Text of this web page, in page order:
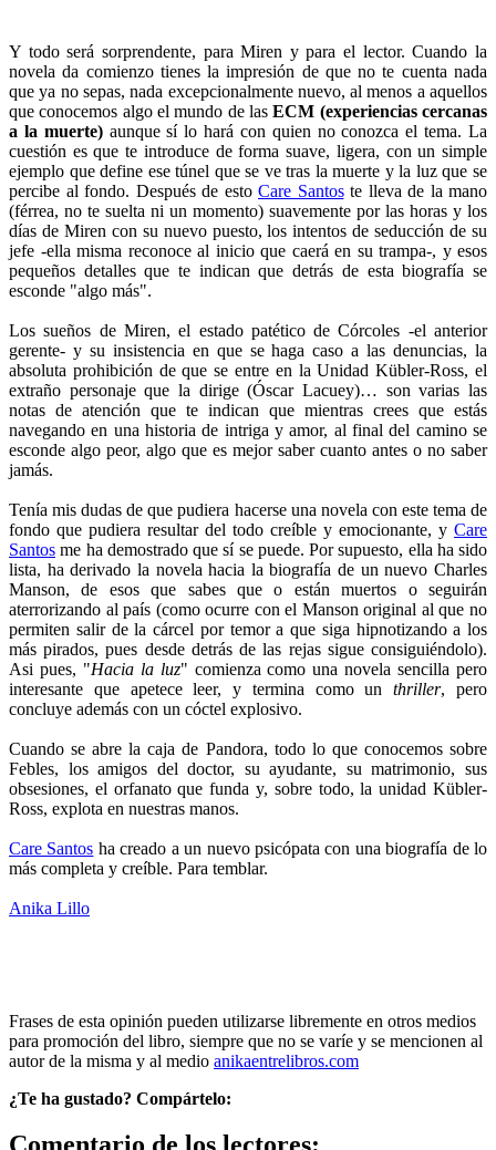
Y todo será sorprendente, para Miren y para el lector. Cuando la
novela da comienzo tienes la impresión de que no te cuenta nada
que ya no sepas, nada excepcionalmente nuevo, al menos a aquellos
que conocemos algo el mundo de lasECM (experiencias cercanas
a la muerte)aunque sí lo hará con quien no conozca el tema. La
cuestión es que te introduce de forma suave, ligera, con un simple
ejemplo que define ese túnel que se ve tras la muerte y la luz que se
percibe al fondo. Después de esto Care Santoste lleva de la mano
(férrea, no te suelta ni un momento) suavemente por las horas y los
días de Miren con su nuevo puesto, los intentos de seducción de su
jefe -ella misma reconoce al inicio que caerá en su trampa-, y esos
pequeños detalles que te indican que detrás de esta biografía se
esconde "algo más".
Los sueños de Miren, el estado patético de Córcoles -el anterior
gerente- y su insistencia en que se haga caso a las denuncias, la
absoluta prohibición de que se entre en la Unidad Kübler-Ross, el
extraño personaje que la dirige (Óscar Lacuey)… son varias las
notas de atención que te indican que mientras crees que estás
navegando en una historia de intriga y amor, al final del camino se
esconde algo peor, algo que es mejor saber cuanto antes o no saber
jamás.
Tenía mis dudas de que pudiera hacerse una novela con este tema de
fondo que pudiera resultar del todo creíble y emocionante, y Care
Santos me ha demostrado que sí se puede. Por supuesto, ella ha sido
lista, ha derivado la novela hacia la biografía de un nuevo Charles
Manson, de esos que sabes que o están muertos o seguirán
aterrorizando al país (como ocurre con el Manson original al que no
permiten salir de la cárcel por temor a que siga hipnotizando a los
más pirados, pues desde detrás de las rejas sigue consiguiéndolo).
Asi pues, "Hacia la luz" comienza como una novela sencilla pero
interesante que apetece leer, y termina como unthriller, pero
concluye además con un cóctel explosivo.
Cuando se abre la caja de Pandora, todo lo que conocemos sobre
Febles, los amigos del doctor, su ayudante, su matrimonio, sus
obsesiones, el orfanato que funda y, sobre todo, la unidad Kübler-
Ross, explota en nuestras manos.
Care Santos ha creado a un nuevo psicópata con una biografía de lo
más completa y creíble. Para temblar.
Anika Lillo
Frases de esta opinión pueden utilizarse libremente en otros medios
para promoción del libro, siempre que no se varíe y se mencionen al
autor de la misma y al medio anikaentrelibros.com
¿Te ha gustado? Compártelo: